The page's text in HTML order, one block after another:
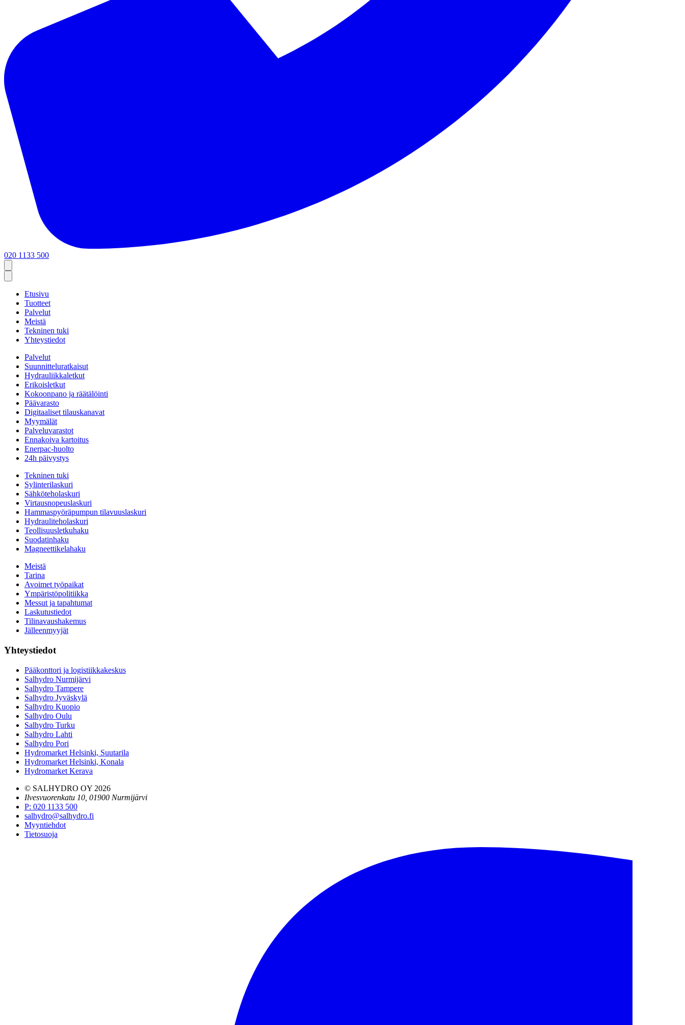
020 1133 500
Etusivu
Tuotteet
Palvelut
Meistä
Tekninen tuki
Yhteystiedot
Palvelut
Suunnitteluratkaisut
Hydrauliikkaletkut
Erikoisletkut
Kokoonpano ja räätälöinti
Päävarasto
Digitaaliset tilauskanavat
Myymälät
Palveluvarastot
Ennakoiva kartoitus
Enerpac-huolto
24h päivystys
Tekninen tuki
Sylinterilaskuri
Sähköteholaskuri
Virtausnopeuslaskuri
Hammaspyöräpumpun tilavuuslaskuri
Hydrauliteholaskuri
Teollisuusletkuhaku
Suodatinhaku
Magneettikelahaku
Meistä
Tarina
Avoimet työpaikat
Ympäristöpolitiikka
Messut ja tapahtumat
Laskutustiedot
Tilinavaushakemus
Jälleenmyyjät
Yhteystiedot
Pääkonttori ja logistiikkakeskus
Salhydro Nurmijärvi
Salhydro Tampere
Salhydro Jyväskylä
Salhydro Kuopio
Salhydro Oulu
Salhydro Turku
Salhydro Lahti
Salhydro Pori
Hydromarket Helsinki, Suutarila
Hydromarket Helsinki, Konala
Hydromarket Kerava
© SALHYDRO OY 2026
Ilvesvuorenkatu 10, 01900 Nurmijärvi
P: 020 1133 500
salhydro@salhydro.fi
Myyntiehdot
Tietosuoja